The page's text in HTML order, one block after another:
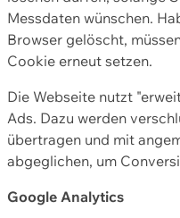
Messdaten wünschen.
Browser gelöscht,
Cookie erneut setzen.
Die Webseite nutzt
Ads. Dazu werden
übertragen und mit
abgeglichen, um
Google Analytics